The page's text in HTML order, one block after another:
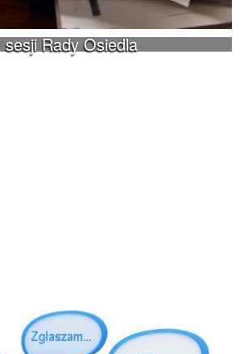
sesji Rady Osiedla